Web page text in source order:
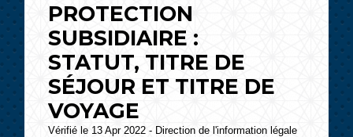
PROTECTION
SUBSIDIAIRE :
STATUT, TITRE DE
SÉJOUR ET TITRE DE
VOYAGE
Vérifié le 13 Apr 2022 - Direction de l'information légale